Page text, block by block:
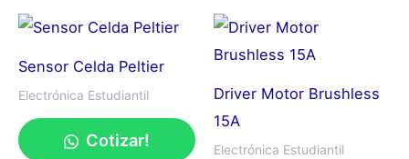
Sensor Celda Peltier
Electrónica Estudiantil
Cotizar!
Driver Motor Brushless
15A
Electrónica Estudiantil